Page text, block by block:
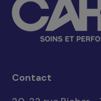
Contact